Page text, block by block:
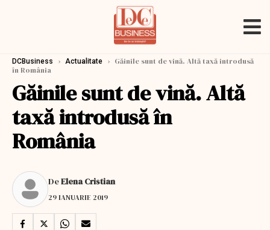
DCBusiness › Actualitate › Găinile sunt de vină. Altă taxă introdusă
în România
Găinile sunt de vină. Altă
taxă introdusă în
România
DeElena Cristian
29 IANUARIE 2019